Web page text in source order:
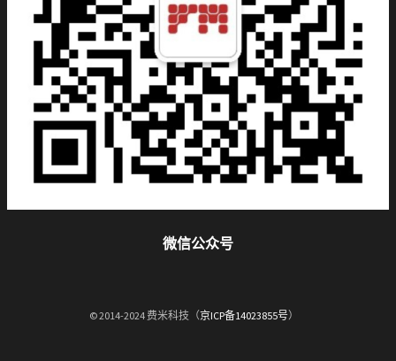
微信公众号
© 2014-2024 费米科技（京ICP备14023855号）